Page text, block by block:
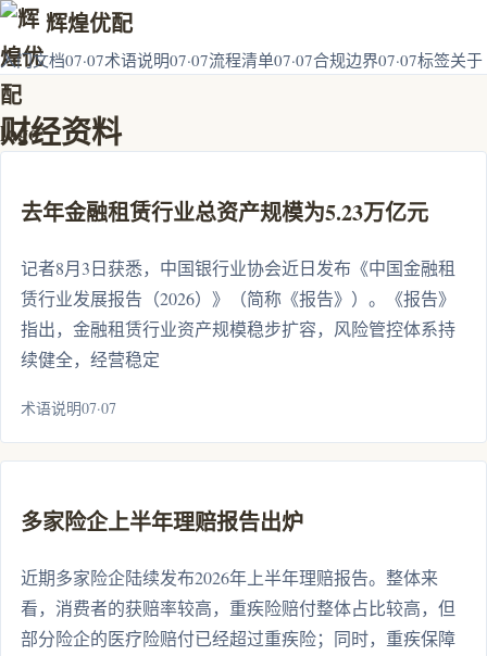
辉煌优配
入门文档07·07术语说明07·07流程清单07·07合规边界07·07标签关于
财经资料
去年金融租赁行业总资产规模为5.23万亿元
记者8月3日获悉，中国银行业协会近日发布《中国金融租
赁行业发展报告（2026）》（简称《报告》）。《报告》
指出，金融租赁行业资产规模稳步扩容，风险管控体系持
续健全，经营稳定
术语说明07·07
多家险企上半年理赔报告出炉
近期多家险企陆续发布2026年上半年理赔报告。整体来
看，消费者的获赔率较高，重疾险赔付整体占比较高，但
部分险企的医疗险赔付已经超过重疾险；同时，重疾保障